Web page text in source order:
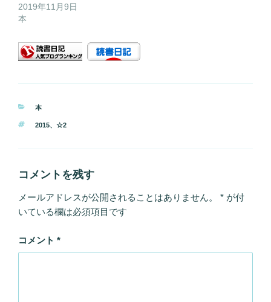
2019年11月9日
本
カ
ゴ
ー
本
タ
2015、 ☆2
コメントを残す
メールアドレスが公開されることはありません。 * が付
いている欄は必須項目です
コメント *